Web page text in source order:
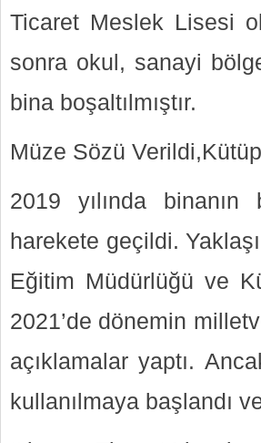
Ticaret Meslek Lisesi
sonra okul, sanayi
bina boşaltılmıştır.
Müze Sözü
2019 yılında
harekete geçildi.
Eğitim Müdürlüğü ve
2021’de dönemin
açıklamalar yaptı.
kullanılmaya başlandı